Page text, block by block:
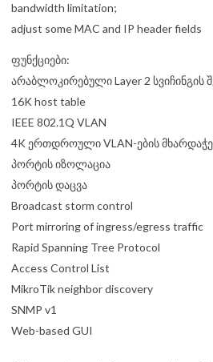
bandwidth limitation;
adjust some MAC and IP header fields
ფუნქციები:
არაბლოკირებული Layer 2 სვიჩინგის
16K host table
IEEE 802.1Q VLAN
4K ერთდროული VLAN-ების
პორტის იზოლაცია
პორტის დაცვა
Broadcast storm control
Port mirroring of ingress/egress traffic
Rapid Spanning Tree Protocol
Access Control List
MikroTik neighbor discovery
SNMP v1
Web-based GUI